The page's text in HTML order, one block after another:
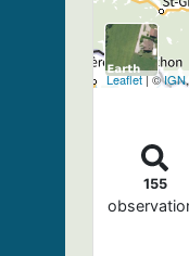
Leaflet| ©IGN
155